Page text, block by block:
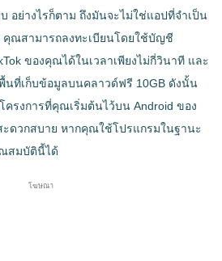
อย่างไรก็ตาม ถึงมันจะไม่ใช่แอปที่จำเป็น
คุณสามารถลงทะเบียนโดยใช้บัญชี
ของคุณได้ในเวลาเพียงไม่กี่วินาที และ
ที่เก็บข้อมูลบนคลาวด์ฟรี 10GB ดังนั้น
รงการที่คุณเริ่มต้นไว้บน Android ของ
ดวกสบาย หากคุณใช้โปรแกรมในฐานะ
สมบัตินี้ได้
โฆษณา